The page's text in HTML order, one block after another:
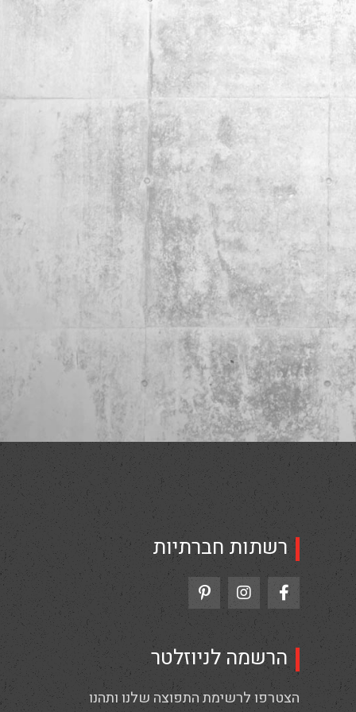
רשתות חברתיות
הרשמה לניוזלטר
הצטרפו לרשימת התפוצה שלנו ותהנו